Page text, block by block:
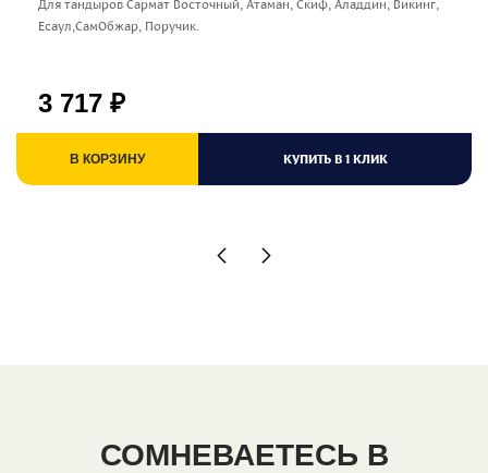
Для тандыров Сармат Восточный, Атаман, Скиф, Аладдин, Викинг,
Есаул,СамОбжар, Поручик.
3 717 ₽
В КОРЗИНУ КУПИТЬ В 1 КЛИК
СОМНЕВАЕТЕСЬ В